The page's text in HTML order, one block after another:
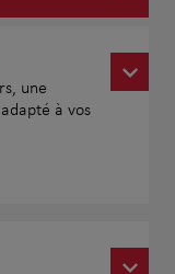
une
à vos